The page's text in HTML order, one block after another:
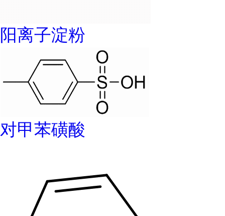
阳离子淀粉
对甲苯磺酸